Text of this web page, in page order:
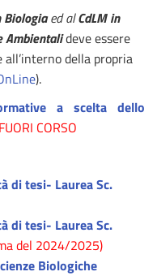
Biologiaed alCdLM in
Ambientalideve essere
della propria
).
a scelta dello
CORSO
di tesi- Laurea Sc.
di tesi- Laurea Sc.
del 2024/2025)
Biologiche